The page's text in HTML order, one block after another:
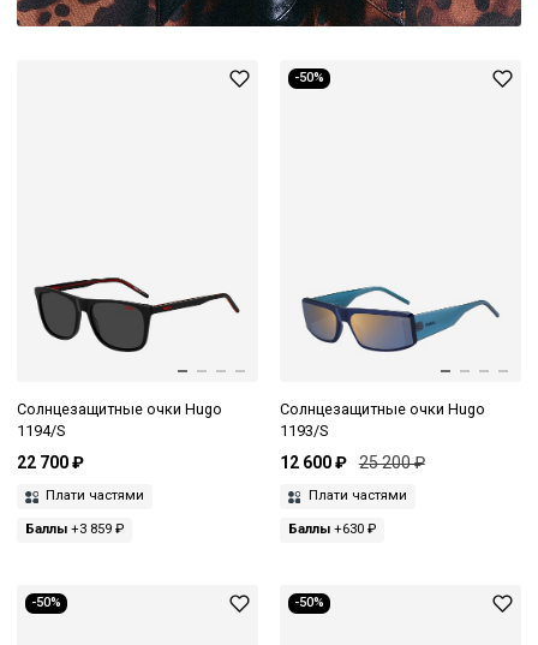
Солнцезащитные очки Hugo
1194/S
22 700 ₽
Плати частями
Баллы +3 859 ₽
-50%
Солнцезащитные очки Hugo
1193/S
12 600 ₽ 25 200 ₽
Плати частями
Баллы+630 ₽
-50% -50%